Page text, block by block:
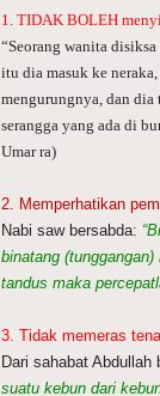
1. TIDAK BOLEH
“Seorang wanita
itu dia masuk ke
mengurungnya, dan dia
serangga yang ada di
Umar ra)
2. Memperhatikan
Nabi saw bersabda:
binatang
tandus maka
3. Tidak memeras
Dari sahabat Abdullah
suatu kebun dari